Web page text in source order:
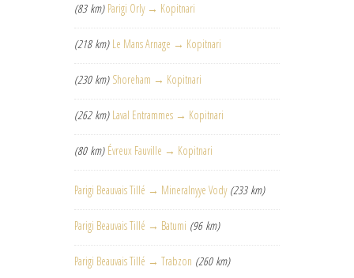
(83 km) Parigi Orly → Kopitnari
(218 km) Le Mans Arnage → Kopitnari
(230 km) Shoreham → Kopitnari
(262 km) Laval Entrammes → Kopitnari
(80 km) Évreux Fauville → Kopitnari
Parigi Beauvais Tillé → Mineralnyye Vody (233 km)
Parigi Beauvais Tillé → Batumi (96 km)
Parigi Beauvais Tillé → Trabzon (260 km)